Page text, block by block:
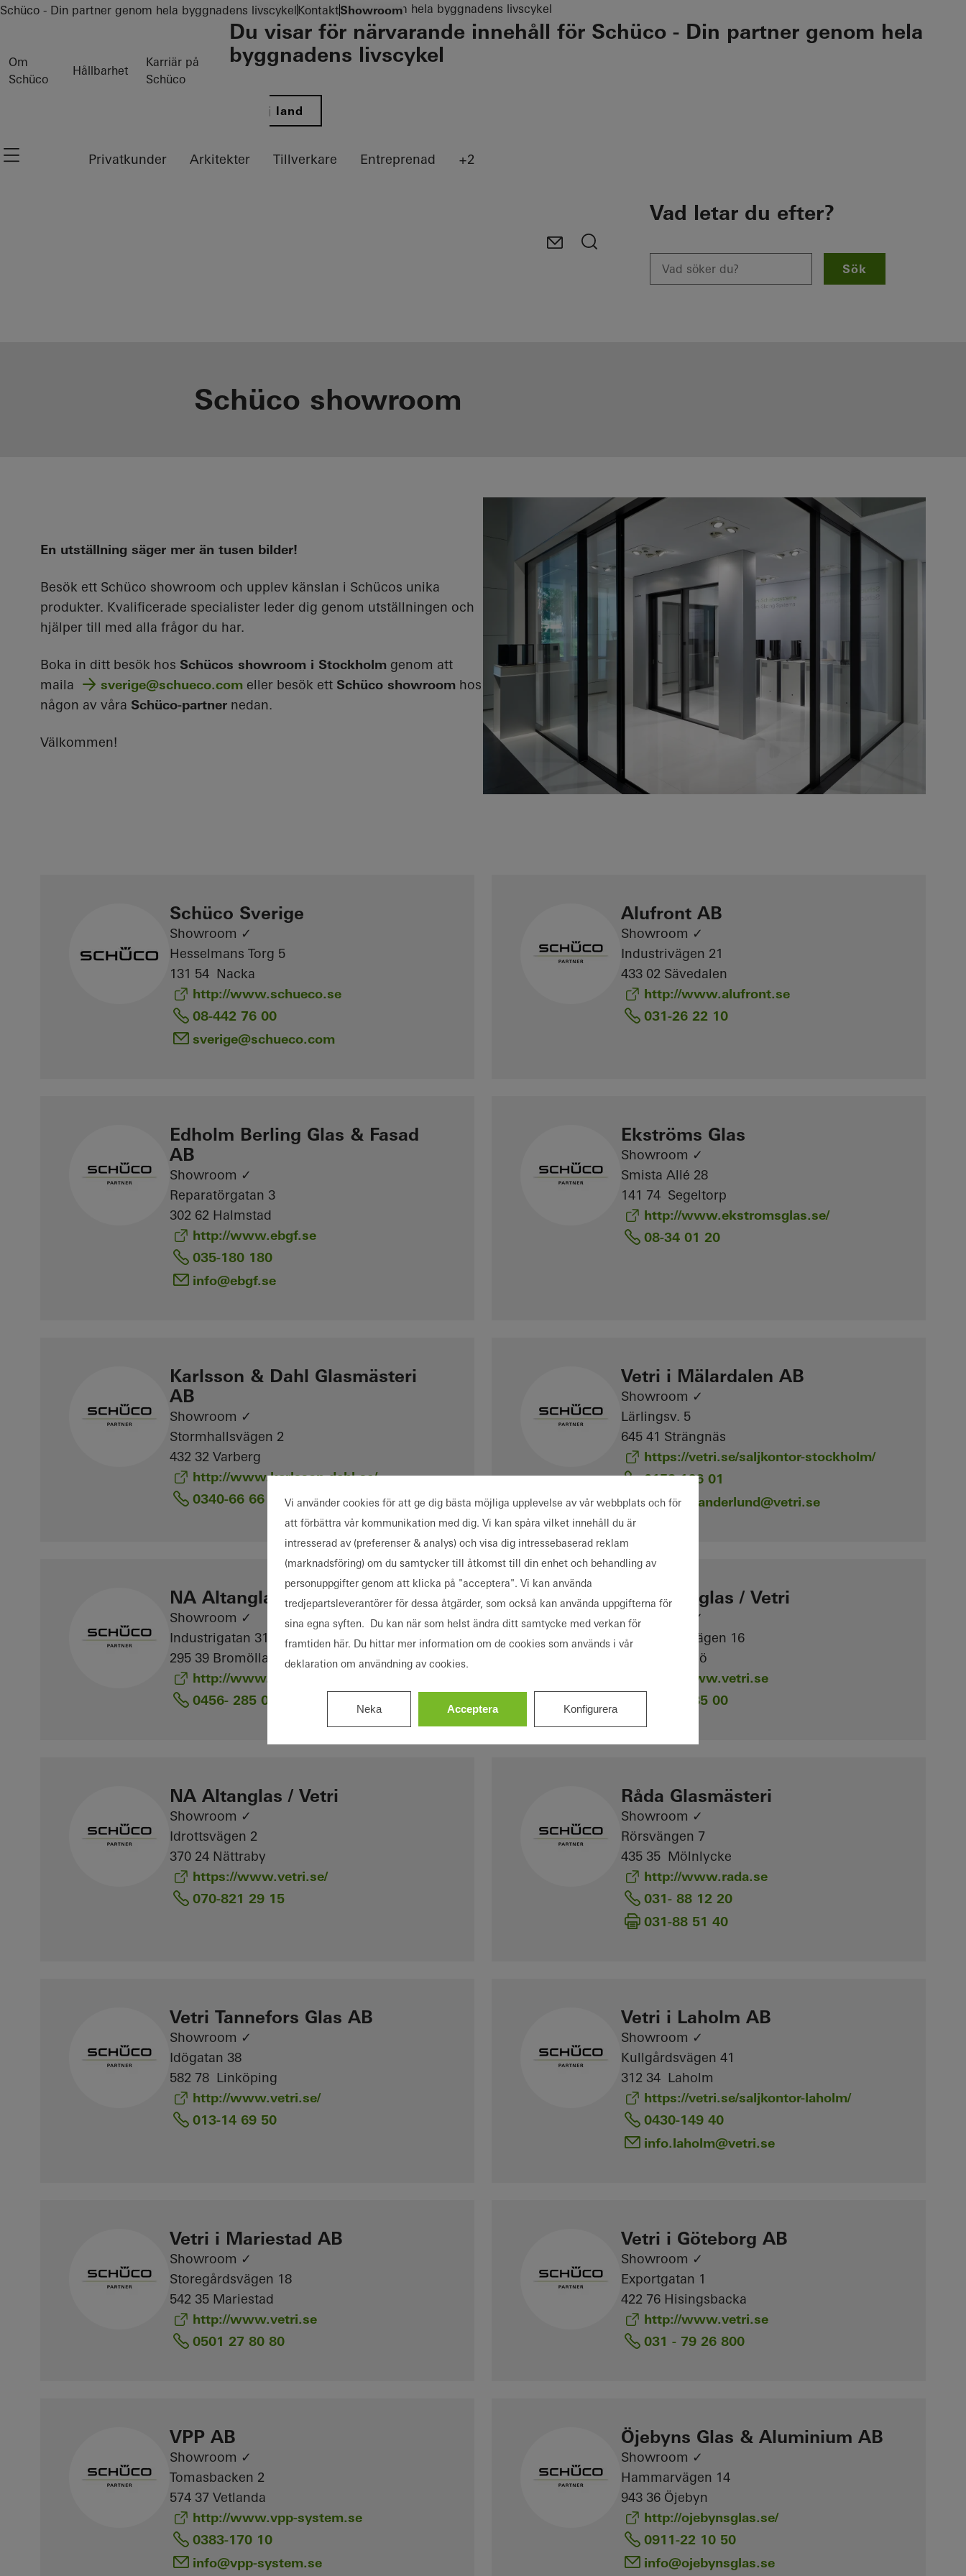
To the main content
Om
Schüco
Hållbarhet
Karriär på
Schüco
Schüco - Din partner genom hela byggnadens livscykel
Du visar för närvarande innehåll för Schüco - Din partner genom hela
byggnadens livscykel
Välj land
Navigation öffnenPrivatkunder Arkitekter Tillverkare Entreprenad +2
Vad letar du efter?
Sök
Schüco - Din partner genom hela byggnadens livscykelKontaktShowroom
Schüco showroom
En utställning säger mer än tusen bilder!
Besök ett Schüco showroom och upplev känslan i Schücos unika
produkter. Kvalificerade specialister leder dig genom utställningen och
hjälper till med alla frågor du har.
Boka in ditt besök hos Schücos showroom i Stockholm genom att
maila
sverige@schueco.com eller besök ett Schüco showroom hos
någon av våra Schüco-partner nedan.
Välkommen!
Schüco Sverige
Showroom ✓
Hesselmans Torg 5
131 54 Nacka
http://www.schueco.se
08-442 76 00
sverige@schueco.com
Alufront AB
Showroom ✓
Industrivägen 21
433 02 Sävedalen
http://www.alufront.se
031-26 22 10
Edholm Berling Glas & Fasad
AB
Showroom ✓
Reparatörgatan 3
302 62 Halmstad
http://www.ebgf.se
035-180 180
info@ebgf.se
Ekströms Glas
Showroom ✓
Smista Allé 28
141 74 Segeltorp
http://www.ekstromsglas.se/
08-34 01 20
Karlsson & Dahl Glasmästeri
AB
Showroom ✓
Stormhallsvägen 2
432 32 Varberg
http://www.karlsson-dahl.se/
0340-66 66 50
Vetri i Mälardalen AB
Showroom ✓
Lärlingsv. 5
645 41 Strängnäs
https://vetri.se/saljkontor-stockholm/
0152-166 01
joachim.anderlund@vetri.se
NA Altanglas / Vetri
Showroom ✓
Industrigatan 31
295 39 Bromölla
http://www.vetri.se
0456- 285 00
NA Altanglas / Vetri
Showroom ✓
Östra Farmvägen 16
212 16 Malmö
http://www.vetri.se
040-96 85 00
NA Altanglas / Vetri
Showroom ✓
Idrottsvägen 2
370 24 Nättraby
https://www.vetri.se/
070-821 29 15
Råda Glasmästeri
Showroom ✓
Rörsvängen 7
435 35 Mölnlycke
http://www.rada.se
031- 88 12 20
031-88 51 40
Vetri Tannefors Glas AB
Showroom ✓
Idögatan 38
582 78 Linköping
http://www.vetri.se/
013-14 69 50
Vetri i Laholm AB
Showroom ✓
Kullgårdsvägen 41
312 34 Laholm
https://vetri.se/saljkontor-laholm/
0430-149 40
info.laholm@vetri.se
Vetri i Mariestad AB
Showroom ✓
Storegårdsvägen 18
542 35 Mariestad
http://www.vetri.se
0501 27 80 80
Vetri i Göteborg AB
Showroom ✓
Exportgatan 1
422 76 Hisingsbacka
http://www.vetri.se
031 - 79 26 800
VPP AB
Showroom ✓
Tomasbacken 2
574 37 Vetlanda
http://www.vpp-system.se
0383-170 10
info@vpp-system.se
Öjebyns Glas & Aluminium AB
Showroom ✓
Hammarvägen 14
943 36 Öjebyn
http://ojebynsglas.se/
0911-22 10 50
info@ojebynsglas.se
Vi använder cookies för att ge dig bästa möjliga upplevelse av vår webbplats och för
att förbättra vår kommunikation med dig. Vi kan spåra vilket innehåll du är
intresserad av (preferenser & analys) och visa dig intressebaserad reklam
(marknadsföring) om du samtycker till åtkomst till din enhet och behandling av
personuppgifter genom att klicka på "acceptera". Vi kan använda
tredjepartsleverantörer för dessa åtgärder, som också kan använda uppgifterna för
sina egna syften. Du kan när som helst ändra ditt samtycke med verkan för
framtiden här. Du hittar mer information om de cookies som används i vår
deklaration om användning av cookies.
Neka Acceptera Konfigurera